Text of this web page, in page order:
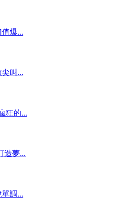
爆...
叫...
狂的...
造夢...
調...